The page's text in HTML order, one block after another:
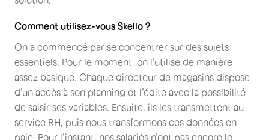
Comment utilisez-vous Skello ?
On a commencé par se concentrer sur des sujets
essentiels. Pour le moment, on l’utilise de manière
assez basique. Chaque directeur de magasins dispose
d’un accès à son planning et l’édite avec la possibilité
de saisir ses variables. Ensuite, ils les transmettent au
service RH, puis nous transformons ces données en
paie. Pour l’instant, nos salariés n’ont pas encore le